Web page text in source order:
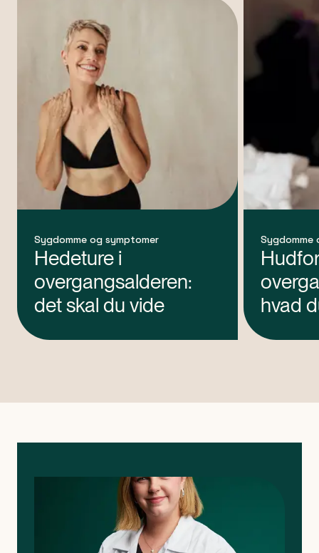
Sygdomme og symptomer
Hedeture i
overgangsalderen:
det skal du vide
Sygdomme
hvad